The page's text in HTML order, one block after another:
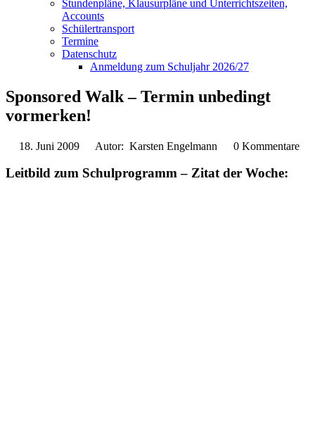
Stundenpläne, Klausurpläne und Unterrichtszeiten,
Accounts
Schülertransport
Termine
Datenschutz
Anmeldung zum Schuljahr 2026/27
Sponsored Walk – Termin unbedingt
vormerken!
18. Juni 2009 Autor: Karsten Engelmann 0 Kommentare
Leitbild zum Schulprogramm – Zitat der Woche: